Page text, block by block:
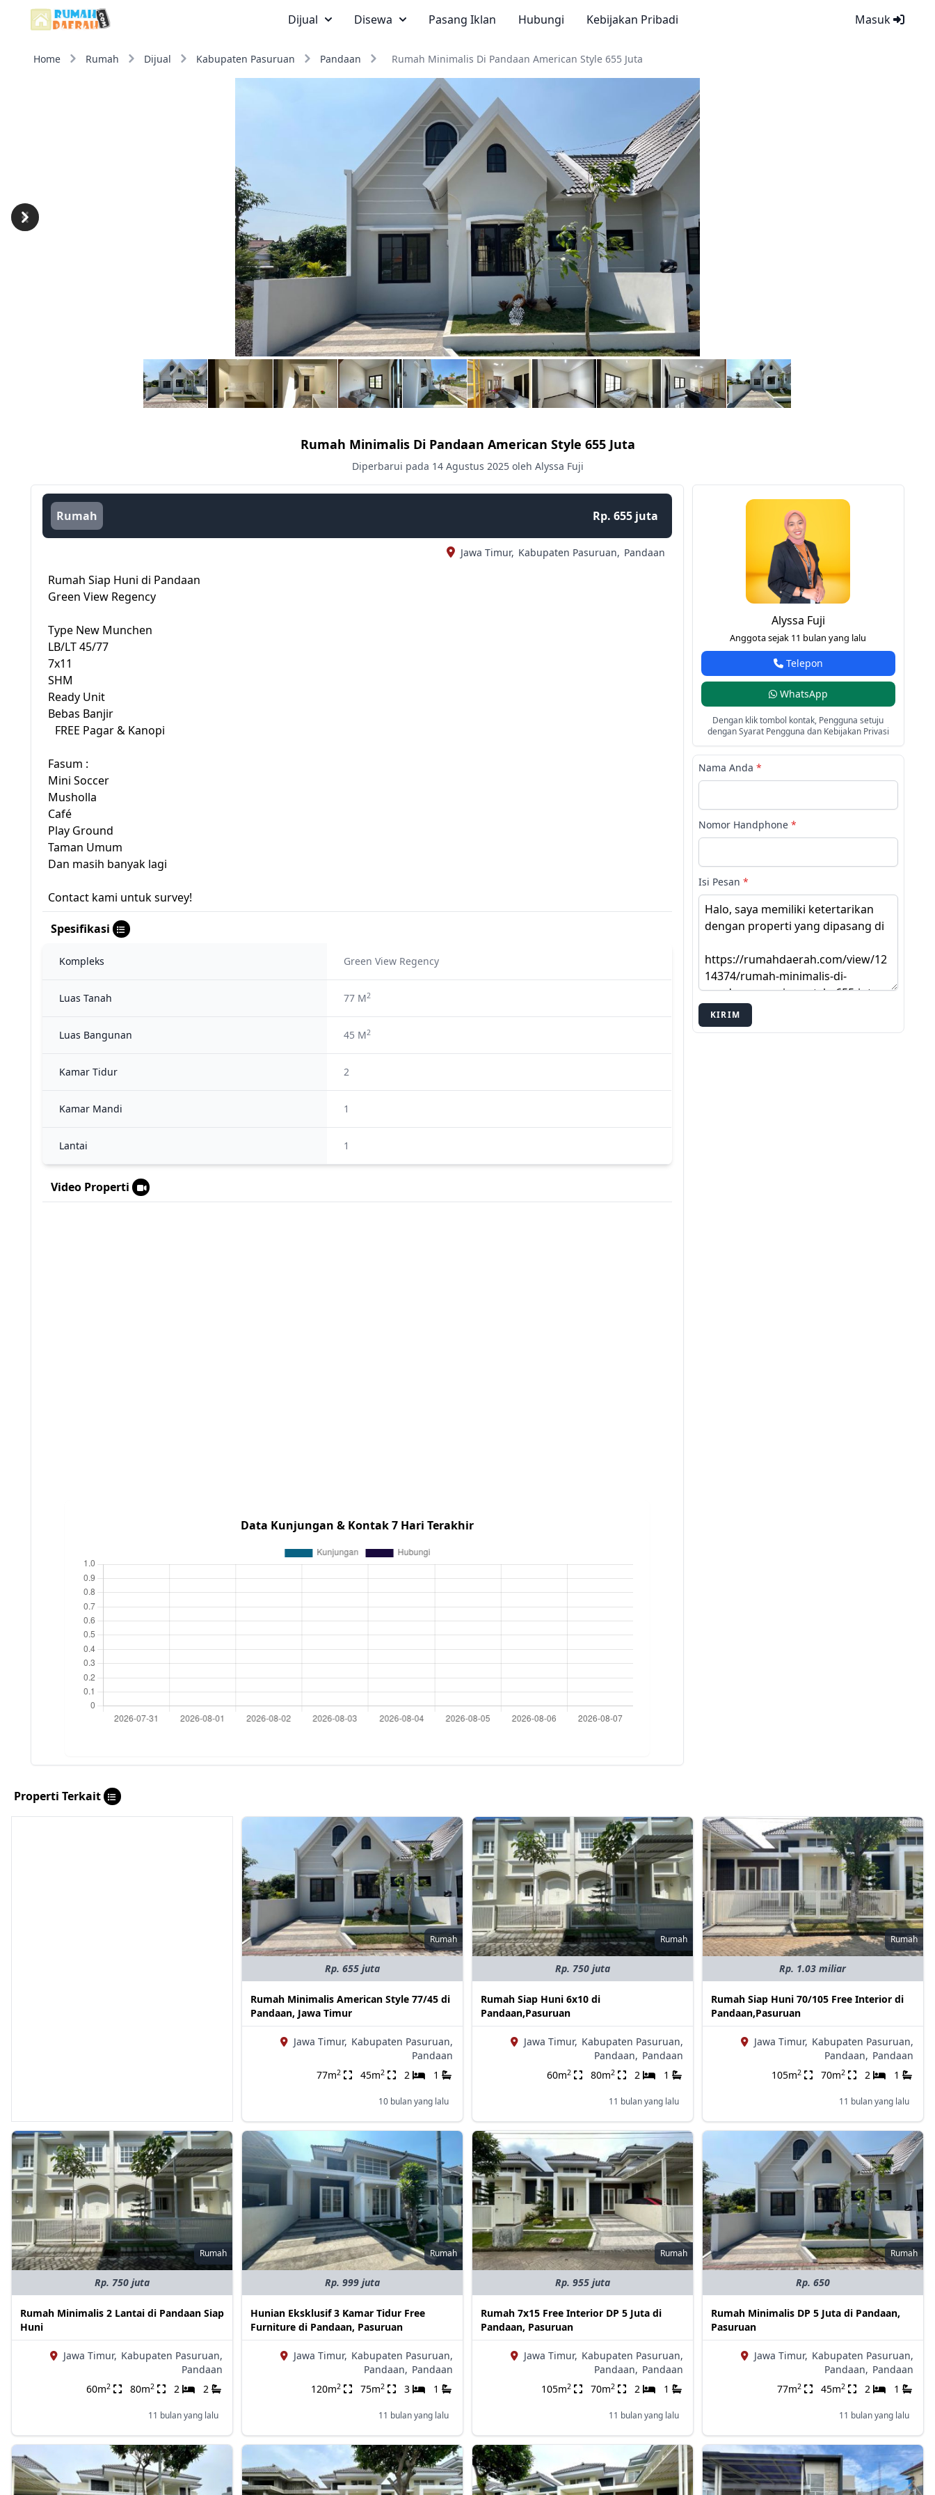
Masuk
Dijual Disewa Pasang Iklan Hubungi Kebijakan Pribadi
Home Rumah Dijual Kabupaten Pasuruan Pandaan Rumah Minimalis Di Pandaan American Style 655 Juta
Previous
Next
Rumah Minimalis Di Pandaan American Style 655 Juta
Diperbarui pada 14 Agustus 2025 oleh Alyssa Fuji
Rumah Rp. 655 juta
Jawa Timur, Kabupaten Pasuruan, Pandaan
Rumah Siap Huni di Pandaan
Green View Regency
Type New Munchen
LB/LT 45/77
7x11
SHM
Ready Unit
Bebas Banjir
FREE Pagar & Kanopi
Fasum :
Mini Soccer
Musholla
Café
Play Ground
Taman Umum
Dan masih banyak lagi
Contact kami untuk survey!
Spesifikasi
Kompleks Green View Regency
Luas Tanah 77 M2
Luas Bangunan 45 M2
Kamar Tidur 2
Kamar Mandi 1
Lantai 1
Video Properti
Data Kunjungan & Kontak 7 Hari Terakhir
Alyssa Fuji
Anggota sejak 11 bulan yang lalu
Telepon
WhatsApp
Dengan klik tombol kontak, Pengguna setuju
dengan Syarat Pengguna dan Kebijakan Privasi
Nama Anda *
Nomor Handphone *
Isi Pesan *
KIRIM
Properti Terkait
Rumah
Rp. 655 juta
Rumah Minimalis American Style 77/45 di
Pandaan, Jawa Timur
Jawa Timur, Kabupaten Pasuruan,
Pandaan
77m2 45m2 2 1
10 bulan yang lalu
Rumah
Rp. 750 juta
Rumah Siap Huni 6x10 di
Pandaan,Pasuruan
Jawa Timur, Kabupaten Pasuruan,
Pandaan, Pandaan
60m2 80m2 2 1
11 bulan yang lalu
Rumah
Rp. 1.03 miliar
Rumah Siap Huni 70/105 Free Interior di
Pandaan,Pasuruan
Jawa Timur, Kabupaten Pasuruan,
Pandaan, Pandaan
105m2 70m2 2 1
11 bulan yang lalu
Rumah
Rp. 750 juta
Rumah Minimalis 2 Lantai di Pandaan Siap
Huni
Jawa Timur, Kabupaten Pasuruan,
Pandaan
60m2 80m2 2 2
11 bulan yang lalu
Rumah
Rp. 999 juta
Hunian Eksklusif 3 Kamar Tidur Free
Furniture di Pandaan, Pasuruan
Jawa Timur, Kabupaten Pasuruan,
Pandaan, Pandaan
120m2 75m2 3 1
11 bulan yang lalu
Rumah
Rp. 955 juta
Rumah 7x15 Free Interior DP 5 Juta di
Pandaan, Pasuruan
Jawa Timur, Kabupaten Pasuruan,
Pandaan, Pandaan
105m2 70m2 2 1
11 bulan yang lalu
Rumah
Rp. 650
Rumah Minimalis DP 5 Juta di Pandaan,
Pasuruan
Jawa Timur, Kabupaten Pasuruan,
Pandaan, Pandaan
77m2 45m2 2 1
11 bulan yang lalu